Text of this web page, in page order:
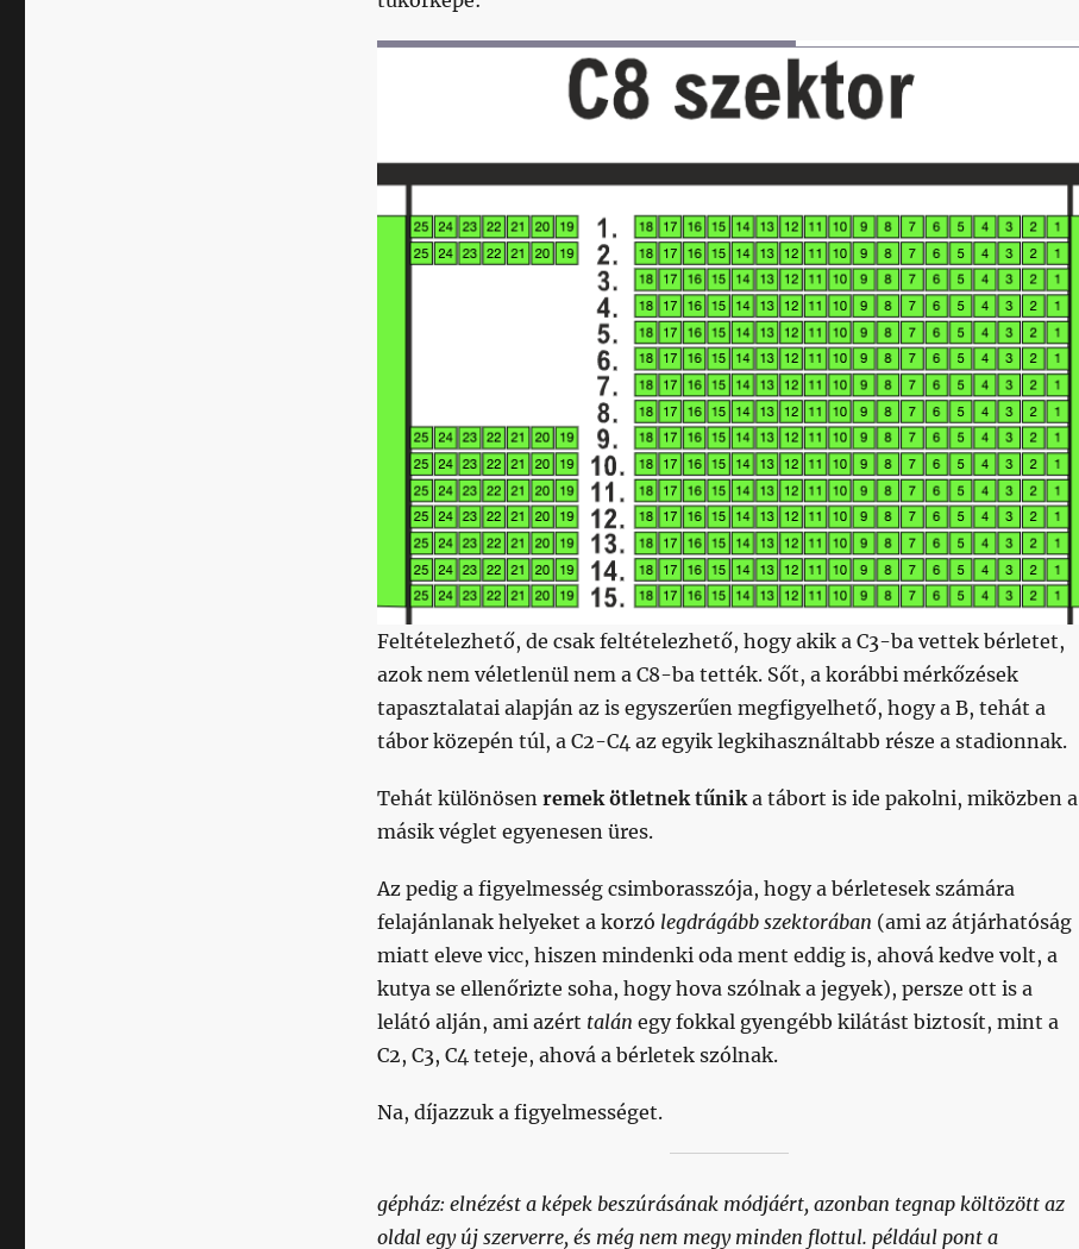
Feltételezhető, de csak feltételezhető, hogy akik a C3-ba vettek bérletet,
azok nem véletlenül nem a C8-ba tették. Sőt, a korábbi mérkőzések
tapasztalatai alapján az is egyszerűen megfigyelhető, hogy a B, tehát a
tábor közepén túl, a C2-C4 az egyik legkihasználtabb része a stadionnak.
Tehát különösen remek ötletnek tűnika tábort is ide pakolni, miközben a
másik véglet egyenesen üres.
Az pedig a figyelmesség csimborasszója, hogy a bérletesek számára
felajánlanak helyeket a korzó legdrágább szektorában (ami az átjárhatóság
miatt eleve vicc, hiszen mindenki oda ment eddig is, ahová kedve volt, a
kutya se ellenőrizte soha, hogy hova szólnak a jegyek), persze ott is a
lelátó alján, ami azért talán egy fokkal gyengébb kilátást biztosít, mint a
C2, C3, C4 teteje, ahová a bérletek szólnak.
Na, díjazzuk a figyelmességet.
gépház: elnézést a képek beszúrásának módjáért, azonban tegnap költözött az
oldal egy új szerverre, és még nem megy minden flottul. például pont a